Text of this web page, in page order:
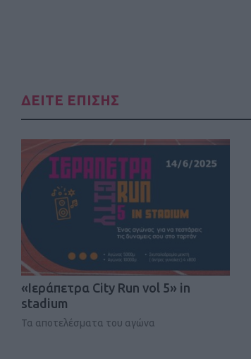
ΔΕΙΤΕ ΕΠΙΣΗΣ
«Ιεράπετρα City Run vol 5» in
stadium
Τα αποτελέσματα του αγώνα